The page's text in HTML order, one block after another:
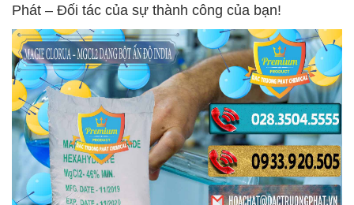
Phát – Đối tác của sự thành công của bạn!